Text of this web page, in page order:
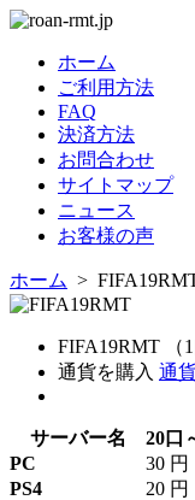
ホーム
ご利用方法
FAQ
決済方法
お問合わせ
サイトマップ
ニュース
お客様の声
ホーム >
FIFA19RMT （1
通貨を購入 通
サーバー名 20口
PC
30 円
PS4
20 円